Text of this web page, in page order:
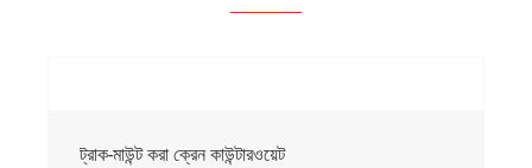
ট্রাক-মাউন্ট করা ক্রেন কাউন্টারওয়েট